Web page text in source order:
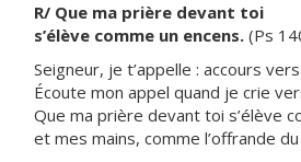
R/ Que ma prière devant toi
s’élève comme un encens. (Ps
Seigneur, je t’appelle : accours
Écoute mon appel quand je crie
Que ma prière devant toi s’élève
et mes mains, comme l’offrande